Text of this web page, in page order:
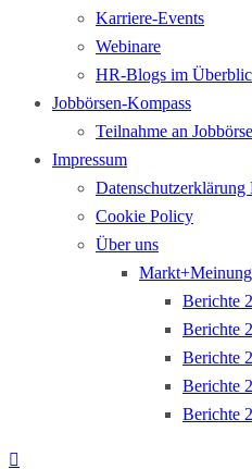
Karriere-Events
Webinare
HR-Blogs im
Jobbörsen-Kompass
Teilnahme an
Impressum
Cookie Policy
Über uns
Markt+Meinung
Berichte
Berichte
Berichte
Berichte
Berichte